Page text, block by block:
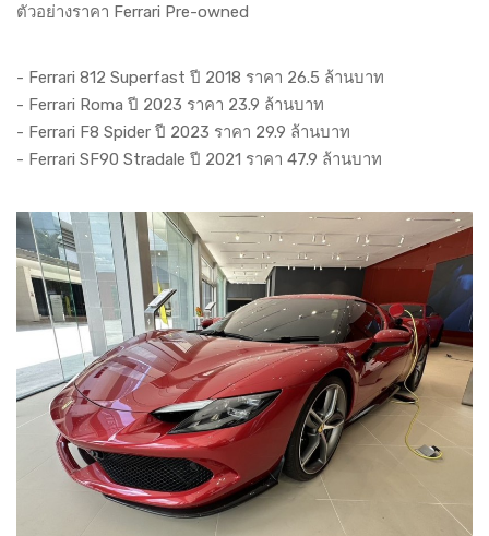
ตัวอย่างราคา Ferrari Pre-owned
- Ferrari 812 Superfast ปี 2018 ราคา 26.5 ล้านบาท
- Ferrari Roma ปี 2023 ราคา 23.9 ล้านบาท
- Ferrari F8 Spider ปี 2023 ราคา 29.9 ล้านบาท
- Ferrari SF90 Stradale ปี 2021 ราคา 47.9 ล้านบาท